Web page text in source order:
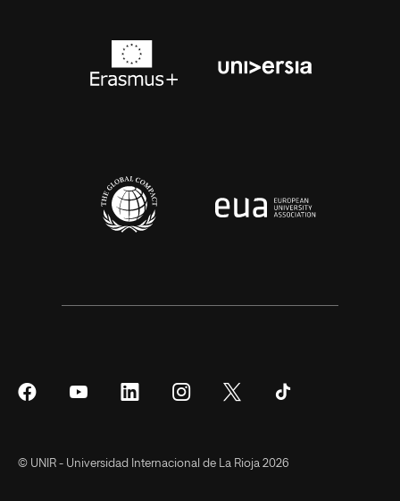
SíguenosSíguenos
SíguenosSíguenos
Síguenos
© UNIR - Universidad Internacional de La Rioja 2026